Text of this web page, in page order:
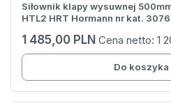
Siłownik klapy wysuwnej
HTL2 HRT Hormann nr kat.
1 485,00 PLN Cena netto: 1
Do koszyka